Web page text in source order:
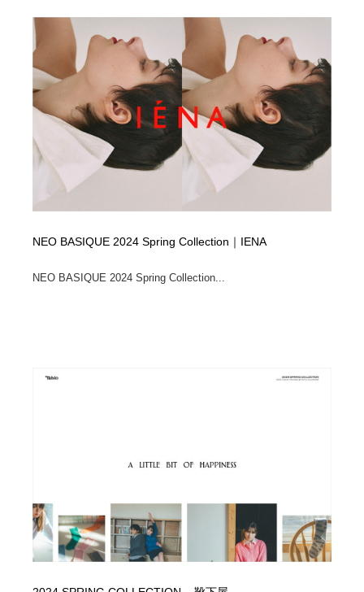
NEO BASIQUE 2024 Spring Collection｜IENA
NEO BASIQUE 2024 Spring Collection...